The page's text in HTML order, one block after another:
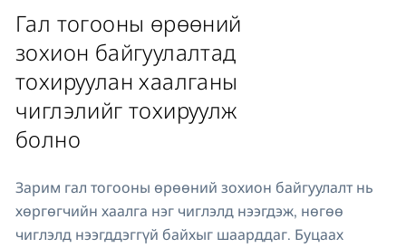
Гал тогооны өрөөний
зохион байгуулалтад
тохируулан хаалганы
чиглэлийг тохируулж
болно
Зарим гал тогооны өрөөний зохион байгуулалт нь
хөргөгчийн хаалга нэг чиглэлд нээгдэж, нөгөө
чиглэлд нээгддэггүй байхыг шаарддаг. Буцаах